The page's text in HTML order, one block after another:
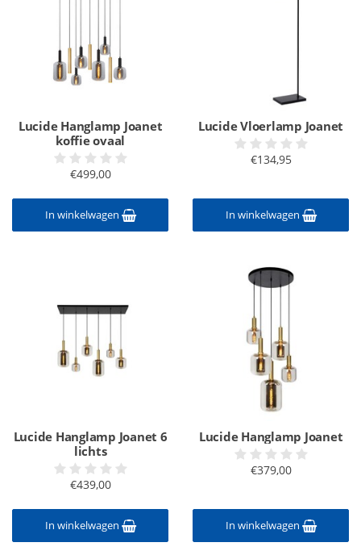
Lucide Hanglamp Joanet
koffie ovaal
€499,00
In winkelwagen
Lucide Vloerlamp Joanet
€134,95
In winkelwagen
Lucide Hanglamp Joanet 6
lichts
€439,00
In winkelwagen
Lucide Hanglamp Joanet
€379,00
In winkelwagen